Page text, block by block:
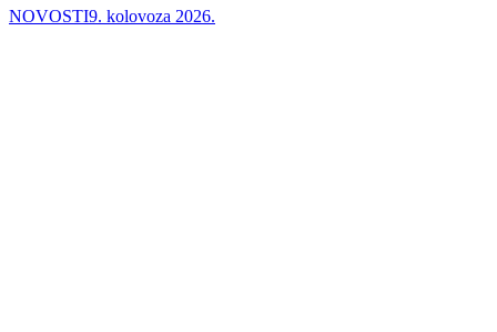
NOVOSTI9. kolovoza 2026.